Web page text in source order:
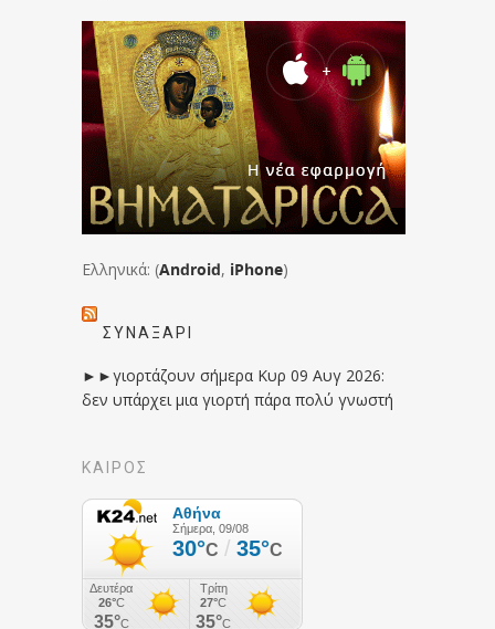
Ελληνικά: (Android, iPhone)
ΣΥΝΑΞΆΡΙ
►►γιορτάζουν σήμερα Κυρ 09 Αυγ 2026:
δεν υπάρχει μια γιορτή πάρα πολύ γνωστή
ΚΑΙΡΟΣ